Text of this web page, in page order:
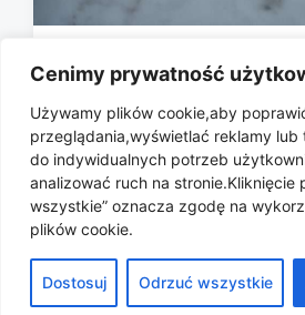
Cenimy prywatność
Używamy plików cookie,aby
przeglądania,wyświetlać reklamy lub
do indywidualnych potrzeb
analizować ruch na stronie.Kliknięcie
wszystkie” oznacza zgodę na
plików cookie.
Dostosuj Odrzuć wszystkie
Shoppable posts: jak
zamienił się w wielki
produktami
P
o
s
t
d
a
t
2026-05-21
Copyright © 2026 All